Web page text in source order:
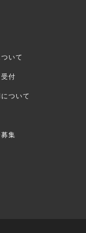
いて
付
ついて
集